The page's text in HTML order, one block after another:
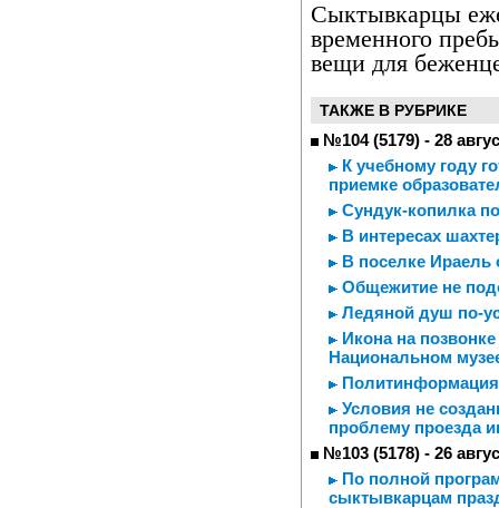
Сыктывкарцы
временного
вещи для
ТАКЖЕ В РУБРИКЕ
№104 (5179) - 28
К учебному году
приемке
Сундук-копилка
В интересах
В поселке Ираель
Общежитие не
Ледяной душ по-
Икона на
Национальном
Условия не
проблему проезда
№103 (5178) - 26
По полной
сыктывкарцам